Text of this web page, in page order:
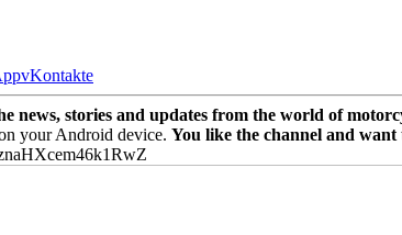
vKontakte
stories and updates from the world of
your Android device. You like the channel and want